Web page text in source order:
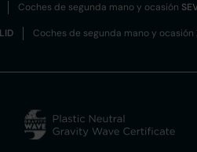
Coches de segunda mano y ocasión
Coches de segunda mano y ocasión